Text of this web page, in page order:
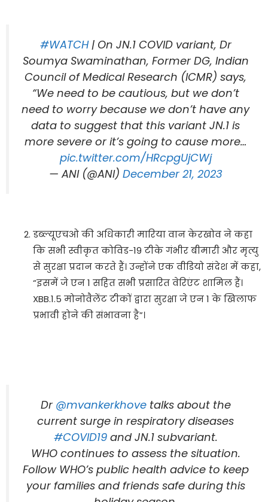
#WATCH| On JN.1 COVID variant, Dr
Soumya Swaminathan, Former DG, Indian
Council of Medical Research (ICMR) says,
“We need to be cautious, but we don’t
need to worry because we don’t have any
data to suggest that this variant JN.1 is
more severe or it’s going to cause more…
pic.twitter.com/HRcpgUjCWj
— ANI (@ANI) December 21, 2023
डब्ल्यूएचओ की अधिकारी मारिया वान केरखोव ने कहा
कि सभी स्वीकृत कोविड-19 टीके गंभीर बीमारी और मृत्यु
से सुरक्षा प्रदान करते हैं। उन्होंने एक वीडियो संदेश में कहा,
“इसमें जे एन 1 सहित सभी प्रसारित वेरिएंट शामिल हैं।
XBB.1.5 मोनोवैलेंट टीकों द्वारा सुरक्षा जे एन 1 के खिलाफ
प्रभावी होने की संभावना है”।
Dr @mvankerkhovetalks about the
current surge in respiratory diseases
#COVID19and JN.1 subvariant.
WHO continues to assess the situation.
Follow WHO’s public health advice to keep
your families and friends safe during this